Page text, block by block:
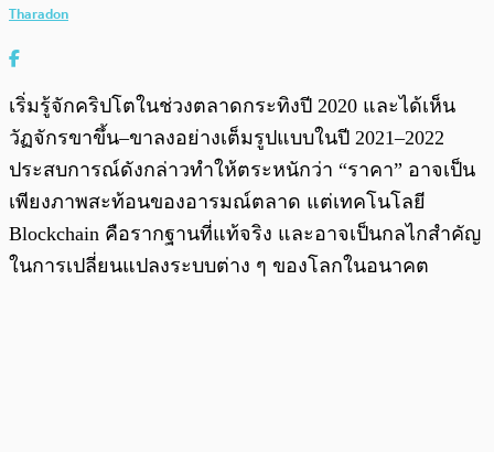
Tharadon
เริ่มรู้จักคริปโตในช่วงตลาดกระทิงปี 2020 และได้เห็น
วัฏจักรขาขึ้น–ขาลงอย่างเต็มรูปแบบในปี 2021–2022
ประสบการณ์ดังกล่าวทำให้ตระหนักว่า “ราคา” อาจเป็น
เพียงภาพสะท้อนของอารมณ์ตลาด แต่เทคโนโลยี
Blockchain คือรากฐานที่แท้จริง และอาจเป็นกลไกสำคัญ
ในการเปลี่ยนแปลงระบบต่าง ๆ ของโลกในอนาคต